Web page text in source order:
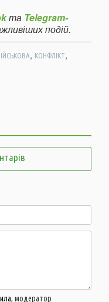
та Telegram-
подій.
, КОНФЛІКТ,
, модератор